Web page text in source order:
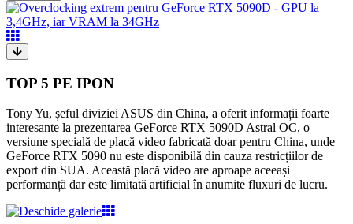
TOP 5 PE IPON
Tony Yu, șeful diviziei ASUS din China, a oferit informații foarte
interesante la prezentarea GeForce RTX 5090D Astral OC, o
versiune specială de placă video fabricată doar pentru China, unde
GeForce RTX 5090 nu este disponibilă din cauza restricțiilor de
export din SUA. Această placă video are aproape aceeași
performanță dar este limitată artificial în anumite fluxuri de lucru.